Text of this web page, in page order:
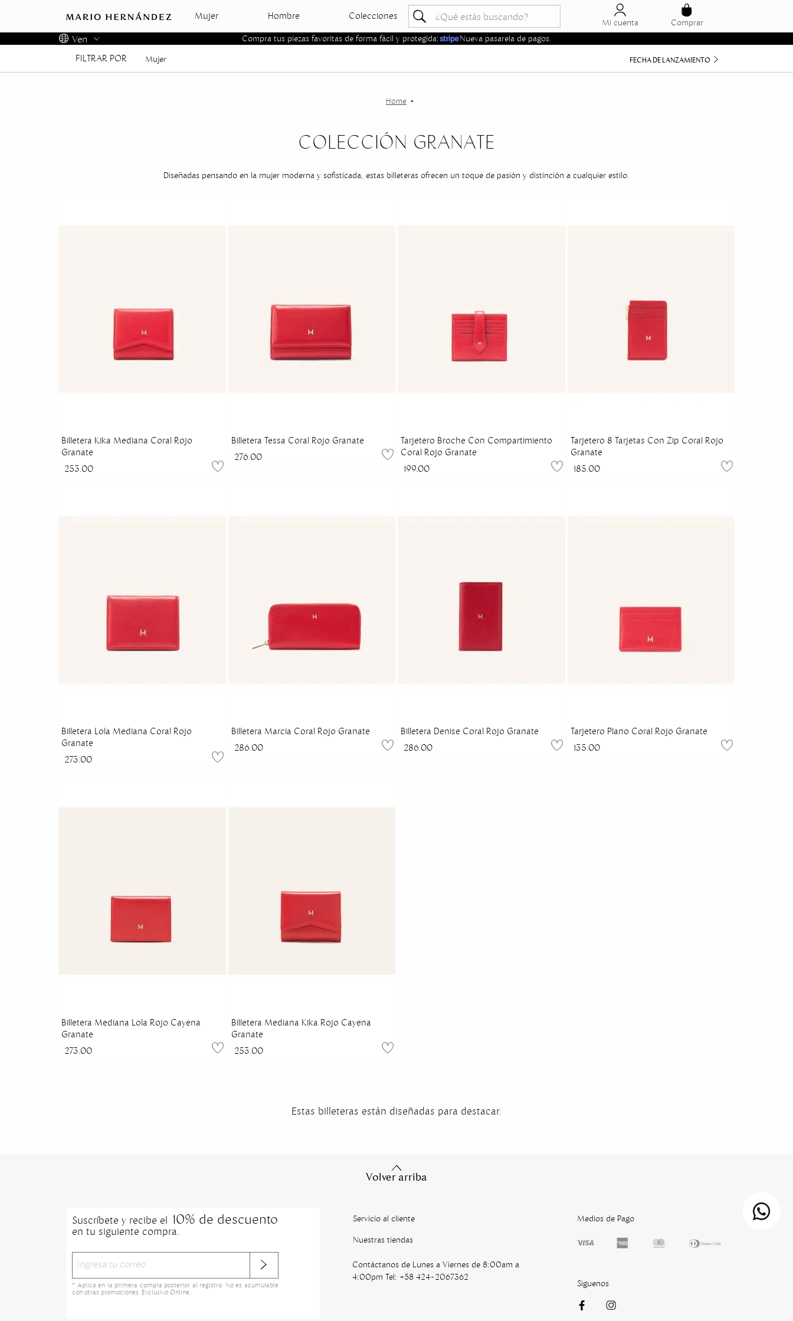
Mujer Hombre Colecciones
Mi cuenta Comprar
Ven
Colombia
Compra tus piezas favoritas de forma fácil y protegida: Nueva pasarela de pagos.
COLECCIÓN GRANATE
Diseñadas pensando en la mujer moderna y sofisticada, estas billeteras ofrecen un toque de pasión y distinción a cualquier estilo.
FILTRAR POR Mujer FECHA DE LANZAMIENTO
Precio más bajo
Precio más alto
A - Z
Fecha de Lanzamiento
Billetera Kika Mediana Coral Rojo
Granate
253.00
Billetera Tessa Coral Rojo Granate
276.00
Tarjetero Broche Con Compartimiento
Coral Rojo Granate
199.00
Tarjetero 8 Tarjetas Con Zip Coral Rojo
Granate
185.00
Billetera Lola Mediana Coral Rojo
Granate
273.00
Billetera Marcia Coral Rojo Granate
286.00
Billetera Denise Coral Rojo Granate
286.00
Tarjetero Plano Coral Rojo Granate
135.00
Billetera Mediana Lola Rojo Cayena
Granate
273.00
Billetera Mediana Kika Rojo Cayena
Granate
253.00
Estas billeteras están diseñadas para destacar.
Volver arriba
Suscríbete y recibe el 10% de descuento
en tu siguiente compra.
* Aplica en la primera compra posterior al registro. No es acumulable
con otras promociones. Exclusivo Online.
Servicio al cliente
Nuestras tiendas
Contáctanos de Lunes a Viernes de 8:00am a
4:00pm Tel: +58 424-2067362
Medios de Pago
Siguenos